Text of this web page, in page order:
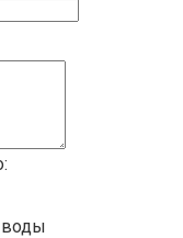
воды